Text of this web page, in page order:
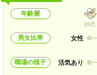
年齢層
20代
男女比率 女性
職場の様子 活気あり